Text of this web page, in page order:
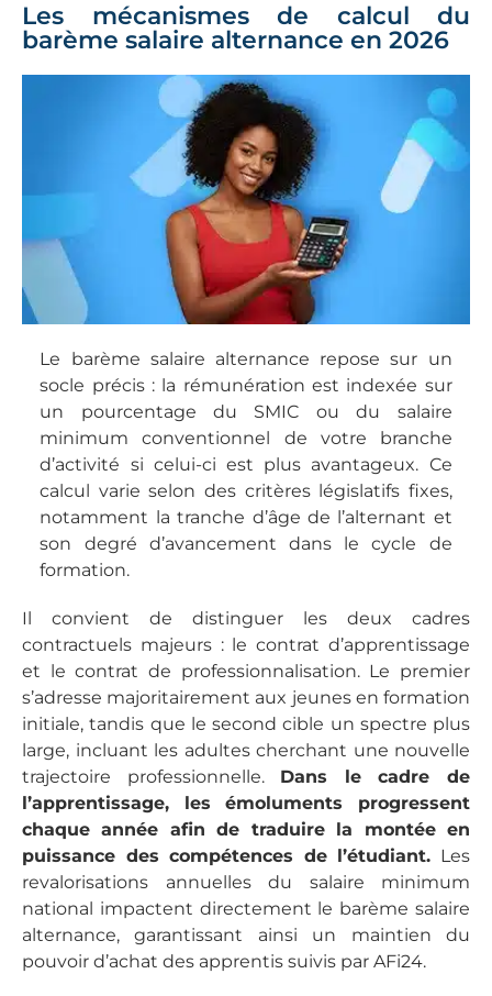
Les mécanismes de calcul du
barème salaire alternance en 2026
Le barème salaire alternance repose sur un
socle précis : la rémunération est indexée sur
un pourcentage du SMIC ou du salaire
minimum conventionnel de votre branche
d’activité si celui-ci est plus avantageux. Ce
calcul varie selon des critères législatifs fixes,
notamment la tranche d’âge de l’alternant et
son degré d’avancement dans le cycle de
formation.
Il convient de distinguer les deux cadres
contractuels majeurs : le contrat d’apprentissage
et le contrat de professionnalisation. Le premier
s’adresse majoritairement aux jeunes en formation
initiale, tandis que le second cible un spectre plus
large, incluant les adultes cherchant une nouvelle
trajectoire professionnelle. Dans le cadre de
l’apprentissage, les émoluments progressent
chaque année afin de traduire la montée en
puissance des compétences de l’étudiant. Les
revalorisations annuelles du salaire minimum
national impactent directement le barème salaire
alternance, garantissant ainsi un maintien du
pouvoir d’achat des apprentis suivis par AFi24.